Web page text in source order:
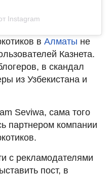
Instagram
в Алматы не
Казнета.
в скандал
из Узбекистана и
Seviwa, сама того
партнером компании
с рекламодателями
пост, в